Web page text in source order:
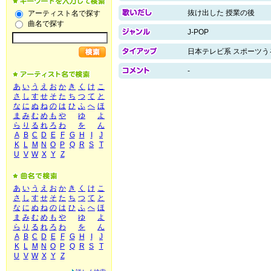
アーティスト名で探す
曲名で探す
あ い う え お か き く け こ
さ し す せ そ た ち つ て と
な に ぬ ね の は ひ ふ へ ほ
ま み む め も や ゆ
よ
ら り る れ ろ わ を
ん
A
B C D E F G H
J
K
L M N O P Q R S
T
U V W X Y Z
あ い う え お か き く け こ
さ し す せ そ た ち つ て と
な に ぬ ね の は ひ ふ へ ほ
ま み む め も や ゆ
よ
ら り る れ ろ わ を
ん
A
B C D E F G H
J
K
L M N O P Q R S
T
U V W X Y Z
抜け出した 授業の後
J-POP
日本テレビ系 スポーツ
-